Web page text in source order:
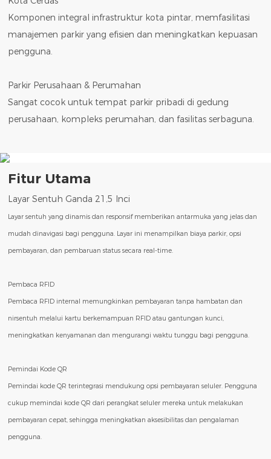
Komponen integral infrastruktur kota pintar, memfasilitasi
manajemen parkir yang efisien dan meningkatkan kepuasan
pengguna.
Parkir Perusahaan & Perumahan
Sangat cocok untuk tempat parkir pribadi di gedung
perusahaan, kompleks perumahan, dan fasilitas serbaguna.
Fitur Utama
Layar Sentuh Ganda 21,5 Inci
Layar sentuh yang dinamis dan responsif memberikan antarmuka yang jelas dan
mudah dinavigasi bagi pengguna. Layar ini menampilkan biaya parkir, opsi
pembayaran, dan pembaruan status secara real-time.
Pembaca RFID
Pembaca RFID internal memungkinkan pembayaran tanpa hambatan dan
nirsentuh melalui kartu berkemampuan RFID atau gantungan kunci,
meningkatkan kenyamanan dan mengurangi waktu tunggu bagi pengguna.
Pemindai Kode QR
Pemindai kode QR terintegrasi mendukung opsi pembayaran seluler. Pengguna
cukup memindai kode QR dari perangkat seluler mereka untuk melakukan
pembayaran cepat, sehingga meningkatkan aksesibilitas dan pengalaman
pengguna.